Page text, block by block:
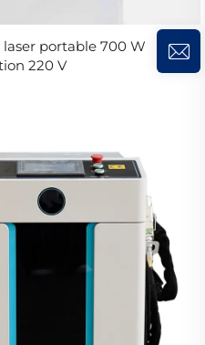
portable 700 W
220 V